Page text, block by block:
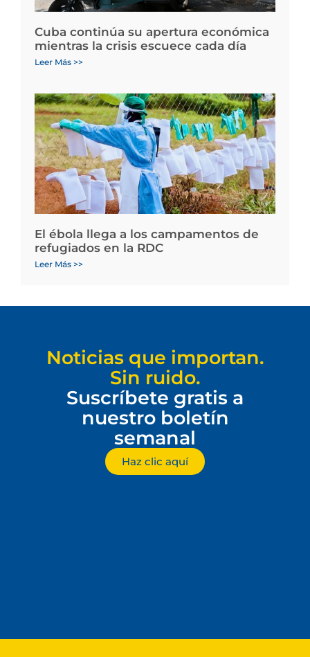
Cuba continúa su apertura económica
mientras la crisis escuece cada día
Leer Más >>
El ébola llega a los campamentos de
refugiados en la RDC
Leer Más >>
Noticias que importan.
Sin ruido.
Suscríbete gratis a
nuestro boletín
semanal
Haz clic aquí